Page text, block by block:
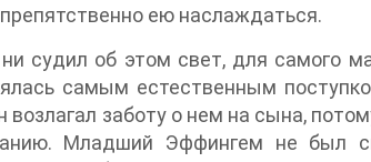
ею наслаждаться.
судил об этом свет, для самого
самым естественным
возлагал заботу о нем на сына,
Младший Эффингем не был